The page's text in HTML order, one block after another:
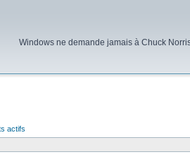
Windows ne demande jamais à Chuck
actifs